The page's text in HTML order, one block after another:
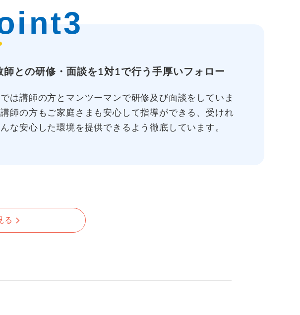
師との研修・面談を1対1で行う手厚いフォロー
は講師の方とマンツーマンで研修及び面談をしていま
師の方もご家庭さまも安心して指導ができる、受けれ
な安心した環境を提供できるよう徹底しています。
る